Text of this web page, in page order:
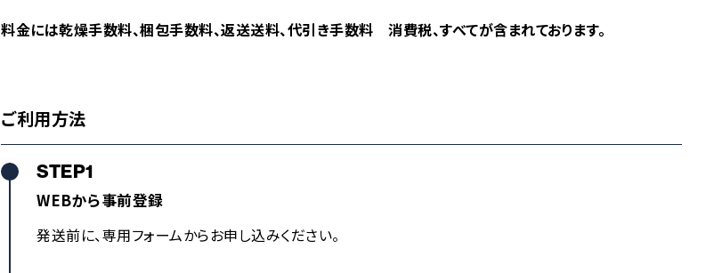
料金には乾燥手数料、梱包手数料、返送送料、代引き手数料 消費税、すべてが含まれております。
ご利用方法
STEP1
WEBから事前登録
発送前に、専用フォームからお申し込みください。